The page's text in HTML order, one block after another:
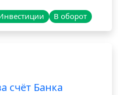
В оборот
счёт Банка